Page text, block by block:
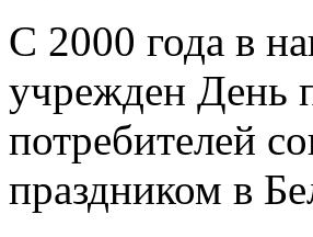
С 2000 года в
учрежден День
потребителей
праздником в